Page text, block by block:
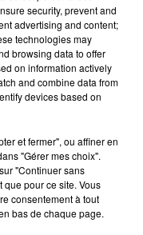
le cas de
prises"souligne le
security, prevent and
advertising and content;
technologies may
browsing data to offer
on information actively
and combine data from
devices based on
et fermer", ou affiner en
"Gérer mes choix".
"Continuer sans
pour ce site. Vous
consentement à tout
bas de chaque page.